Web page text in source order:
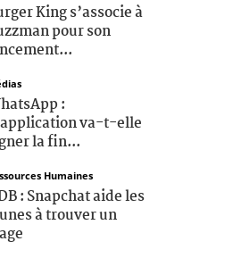
King s’associe à
pour son
:
va-t-elle
la fin...
Humaines
: Snapchat aide les
à trouver un